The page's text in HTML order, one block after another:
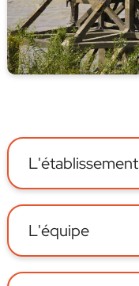
L'établissement
L'équipe